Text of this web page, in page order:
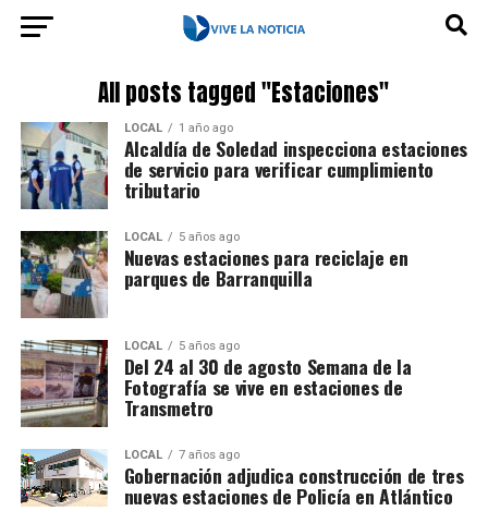
All posts tagged "Estaciones"
LOCAL 1 año ago
Alcaldía de Soledad inspecciona estaciones
de servicio para verificar cumplimiento
tributario
LOCAL 5 años ago
Nuevas estaciones para reciclaje en
parques de Barranquilla
LOCAL 5 años ago
Del 24 al 30 de agosto Semana de la
Fotografía se vive en estaciones de
Transmetro
LOCAL 7 años ago
Gobernación adjudica construcción de tres
nuevas estaciones de Policía en Atlántico